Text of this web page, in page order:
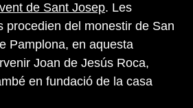
de Sant Josep. Les
procedien del monestir de San
Pamplona, en aquesta
Joan de Jesús Roca,
en fundació de la casa